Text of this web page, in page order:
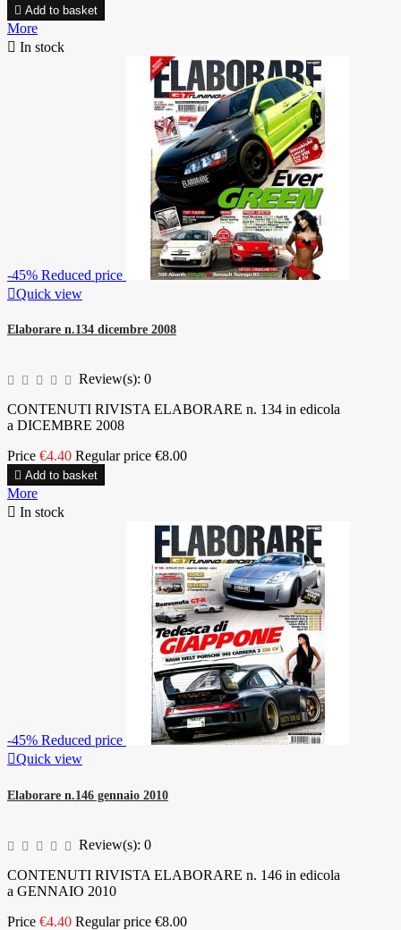
 Add to basket
More
 In stock
-45% Reduced price
Quick view
Elaborare n.134 dicembre 2008
Review(s): 0
CONTENUTI RIVISTA ELABORARE n. 134 in edicola
a DICEMBRE 2008
Price €4.40 Regular price €8.00
 Add to basket
More
 In stock
-45% Reduced price
Quick view
Elaborare n.146 gennaio 2010
Review(s): 0
CONTENUTI RIVISTA ELABORARE n. 146 in edicola
a GENNAIO 2010
Price €4.40 Regular price €8.00